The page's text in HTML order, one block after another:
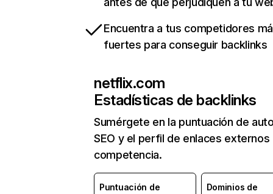
Encuentra a tus competidores
fuertes para conseguir backlinks
netflix.com
Estadísticas de backlinks
Sumérgete en la puntuación de
SEO y el perfil de enlaces externos
competencia.
Puntuación de
Dominios de